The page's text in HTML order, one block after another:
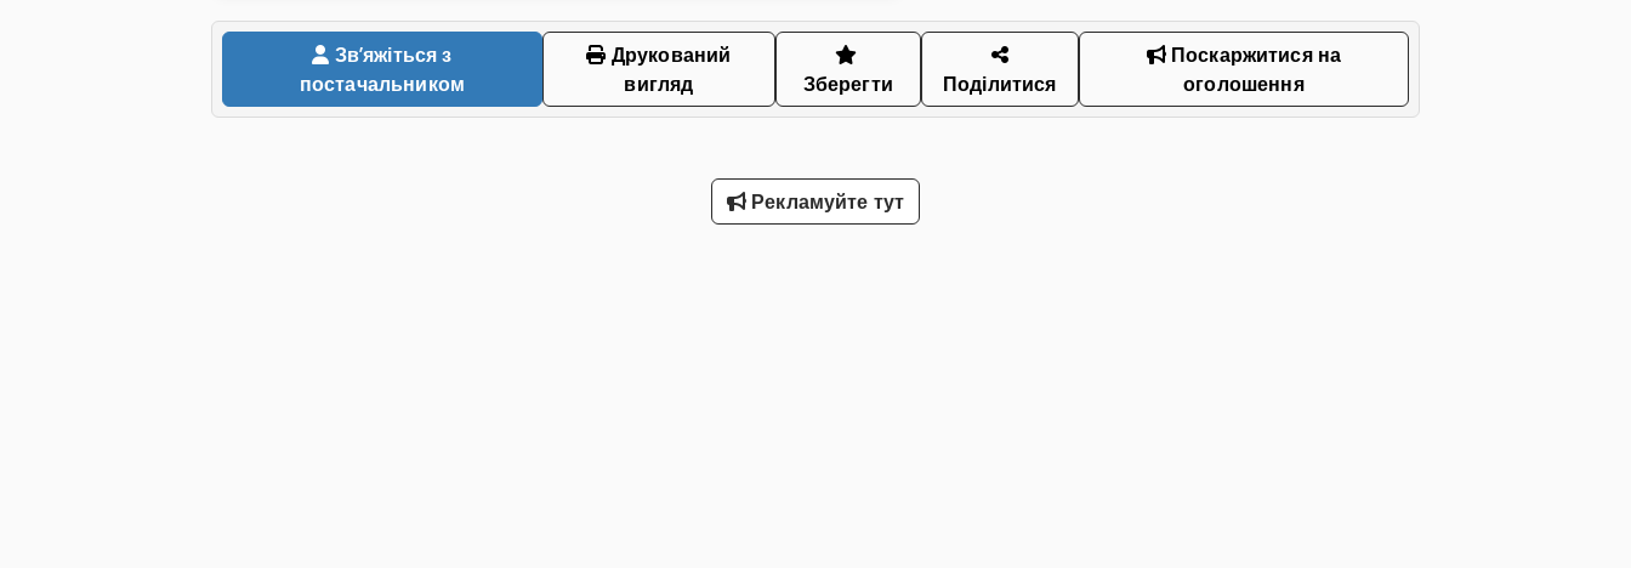
постачальником
Друкований
вигляд
Зберегти Поділитися
Поскаржитися на
оголошення
Рекламуйте тут